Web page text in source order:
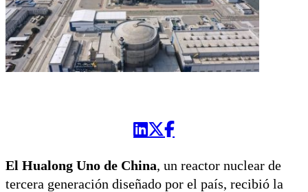
El Hualong Uno de China, un reactor nuclear de
tercera generación diseñado por el país, recibió la